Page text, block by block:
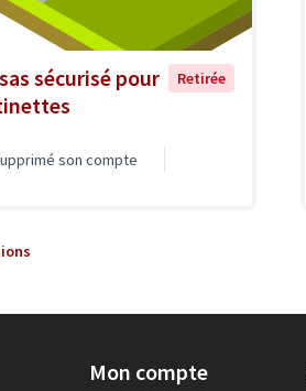
sécurisé pour
Retirée
son compte
Mon compte